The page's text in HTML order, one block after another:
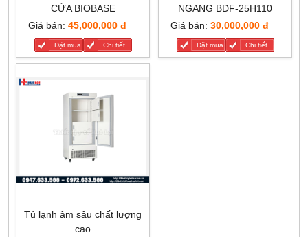
CỬA BIOBASE
Giá bán: 45,000,000 đ
Đặt mua Chi tiết
NGANG BDF-25H110
Giá bán: 30,000,000 đ
Đặt mua Chi tiết
Tủ lạnh âm sâu chất lượng
cao